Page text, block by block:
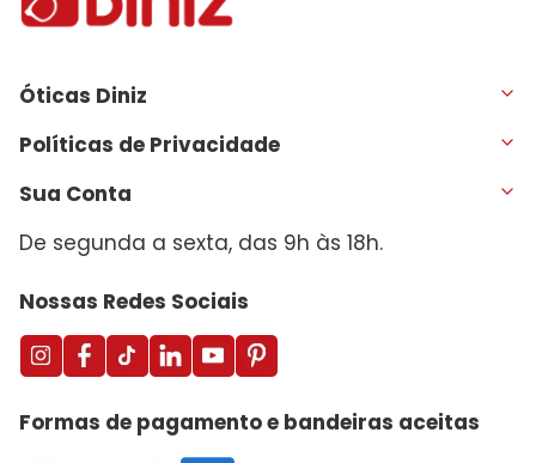
Óticas Diniz
Políticas de Privacidade
Sua Conta
De segunda a sexta, das 9h às 18h.
Nossas Redes Sociais
Formas de pagamento e bandeiras aceitas